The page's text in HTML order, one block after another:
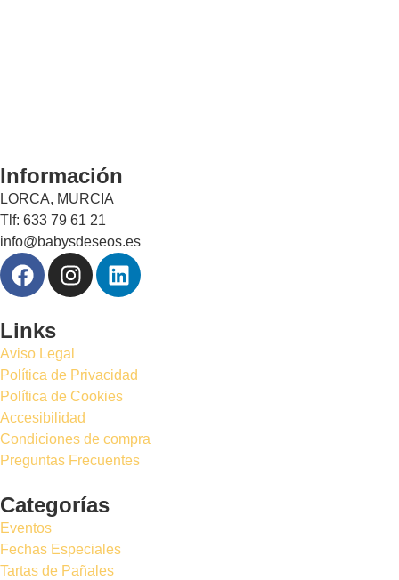
Información
LORCA, MURCIA
Tlf: 633 79 61 21
info@babysdeseos.es
Links
Aviso Legal
Política de Privacidad
Política de Cookies
Accesibilidad
Condiciones de compra
Preguntas Frecuentes
Categorías
Eventos
Fechas Especiales
Tartas de Pañales